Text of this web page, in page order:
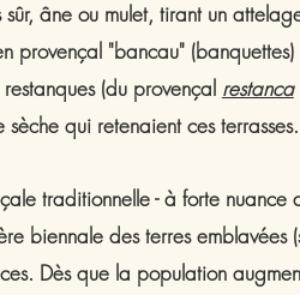
âne ou mulet, tirant un
provençal "bancau" (banquettes)
(du provençal restanca
qui retenaient ces terrasses.
traditionnelle - à forte nuance
biennale des terres emblavées
Dès que la population